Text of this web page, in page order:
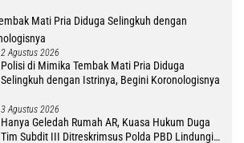
2 Agustus 2026
Polisi di Mimika Tembak Mati Pria Diduga
Selingkuh dengan Istrinya, Begini Koronologisnya
3 Agustus 2026
Hanya Geledah Rumah AR, Kuasa Hukum Duga
Tim Subdit III Ditreskrimsus Polda PBD Lindungi